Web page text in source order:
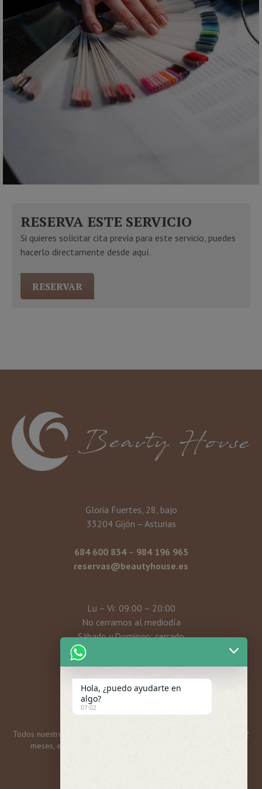
RESERVA ESTE SERVICIO
Si quieres solicitar cita previa para este servicio, puedes
hacerlo directamente desde aquí.
RESERVAR
Gloria Fuertes, 28, bajo
33204 Gijón – Asturias
684 600 834– 984 196 965
reservas@beautyhouse.es
Lu – Vi: 09:00 – 20:00
No cerramos al mediodía
Sábado y Domingo: cerrado
Mi cuenta
Todos nuestros bonos y tarjetas regalo tienen una caducidad de 12
meses, excepto las promos mensuales, que son 6 meses.
Hola, ¿puedo ayudarte en
algo?
07:02